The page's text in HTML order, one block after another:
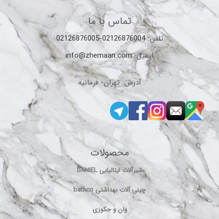
تماس با ما
تلفن:02126876004-02126876005
ایمیل:info@zhemaan.com
آدرس: تهران- فرمانیه
محصولات
شیرآلات ایتالیایی DANIEL
چینی آلات بهداشتی bathco
وان و جکوزی